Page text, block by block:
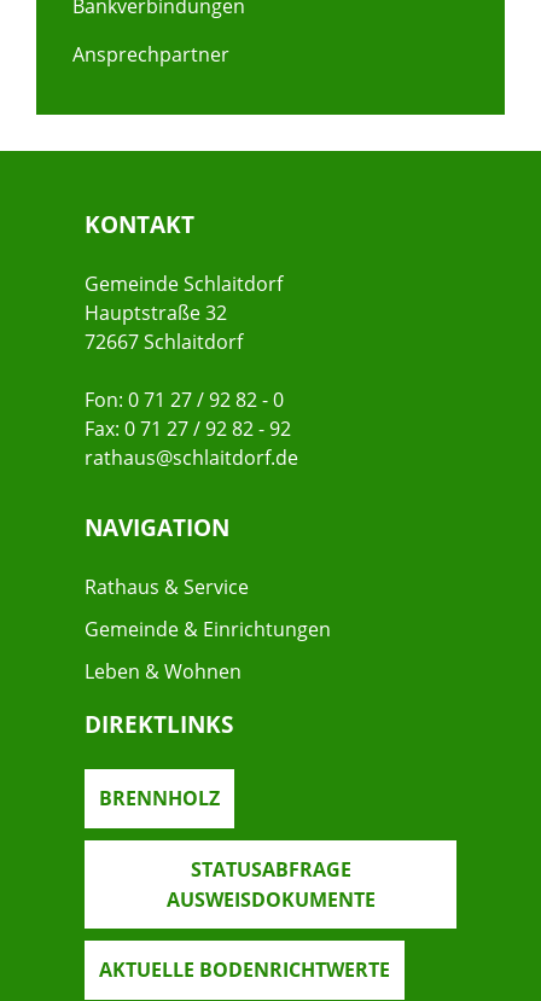
Bankverbindungen
Ansprechpartner
KONTAKT
Gemeinde Schlaitdorf
Hauptstraße 32
72667 Schlaitdorf
Fon: 0 71 27 / 92 82 - 0
Fax: 0 71 27 / 92 82 - 92
rathaus@schlaitdorf.de
NAVIGATION
Rathaus & Service
Gemeinde & Einrichtungen
Leben & Wohnen
DIREKTLINKS
BRENNHOLZ
STATUSABFRAGE
AUSWEISDOKUMENTE
AKTUELLE BODENRICHTWERTE